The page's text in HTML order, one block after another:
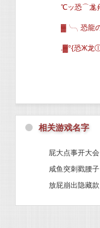
℃ッ恐⌒尨∮
▓╰╮恐龍
.▓°{恐Ж龙
⚫ 相关游戏名字
屁大点事开大会
咸鱼突刺戳腰子
放屁崩出隐藏款